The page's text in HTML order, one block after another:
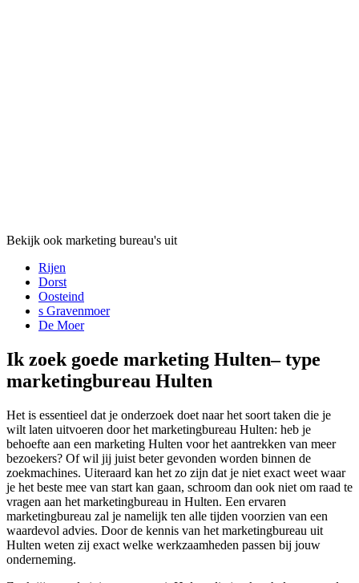
Bekijk ook marketing bureau's uit
Rijen
Dorst
Oosteind
s Gravenmoer
De Moer
Ik zoek goede marketing Hulten– type
marketingbureau Hulten
Het is essentieel dat je onderzoek doet naar het soort taken die je
wilt laten uitvoeren door het marketingbureau Hulten: heb je
behoefte aan een marketing Hulten voor het aantrekken van meer
bezoekers? Of wil jij juist beter gevonden worden binnen de
zoekmachines. Uiteraard kan het zo zijn dat je niet exact weet waar
je het beste mee van start kan gaan, schroom dan ook niet om raad te
vragen aan het marketingbureau in Hulten. Een ervaren
marketingbureau zal je namelijk ten alle tijden voorzien van een
waardevol advies. Door de kennis van het marketingbureau uit
Hulten weten zij exact welke werkzaamheden passen bij jouw
onderneming.